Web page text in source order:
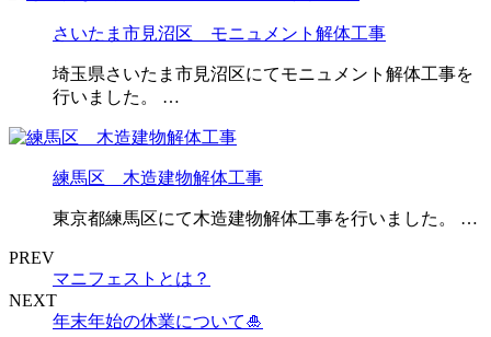
さいたま市見沼区 モニュメント解体工事
埼玉県さいたま市見沼区にてモニュメント解体工事を
行いました。 …
練馬区 木造建物解体工事
東京都練馬区にて木造建物解体工事を行いました。 …
PREV
マニフェストとは？
NEXT
年末年始の休業について🎍